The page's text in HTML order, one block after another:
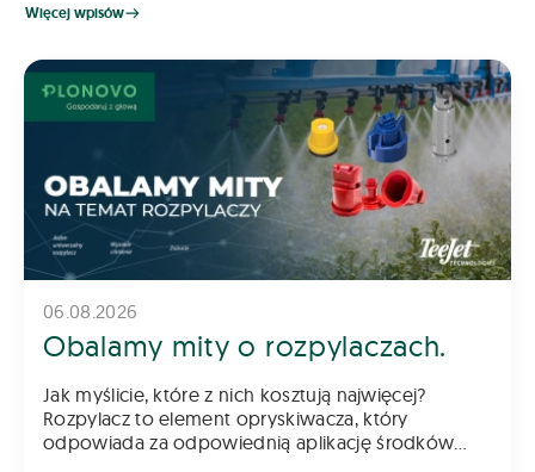
Więcej wpisów
06.08.2026
Obalamy mity o rozpylaczach.
Jak myślicie, które z nich kosztują najwięcej?
Rozpylacz to element opryskiwacza, który
odpowiada za odpowiednią aplikację środków